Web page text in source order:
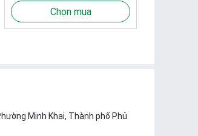
Chọn mua
Minh Khai, Thành phố Phủ